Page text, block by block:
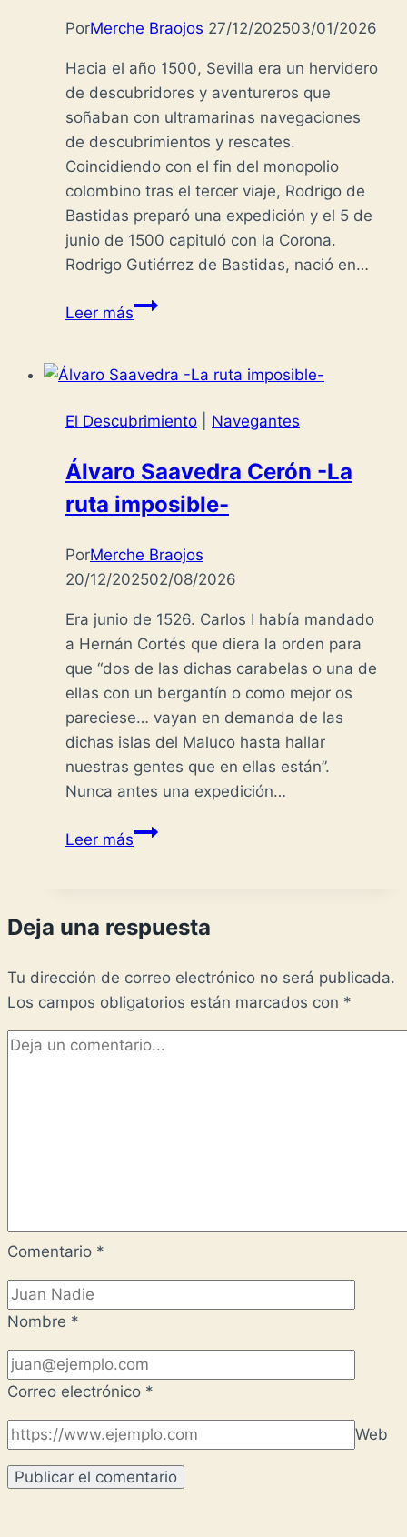
PorMerche Braojos 27/12/202503/01/2026
Hacia el año 1500, Sevilla era un hervidero
de descubridores y aventureros que
soñaban con ultramarinas navegaciones
de descubrimientos y rescates.
Coincidiendo con el fin del monopolio
colombino tras el tercer viaje, Rodrigo de
Bastidas preparó una expedición y el 5 de
junio de 1500 capituló con la Corona.
Rodrigo Gutiérrez de Bastidas, nació en…
Leer másRodrigo
-
costas
Tierra
Firme-
El Descubrimiento Navegantes
Álvaro Saavedra Cerón -La
ruta imposible-
PorMerche Braojos
20/12/202502/08/2026
Era junio de 1526. Carlos I había mandado
a Hernán Cortés que diera la orden para
que “dos de las dichas carabelas o una de
ellas con un bergantín o como mejor os
pareciese… vayan en demanda de las
dichas islas del Maluco hasta hallar
nuestras gentes que en ellas están”.
Nunca antes una expedición…
Leer másÁlvaro
La
imposible-
Deja una respuesta
Tu dirección de correo electrónico no será publicada.
Los campos obligatorios están marcados con *
Comentario *
Nombre *
Correo electrónico *
Web